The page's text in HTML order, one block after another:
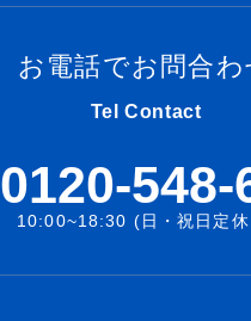
お電話でお問合わ
Tel Contact
0120-548-
10:00~18:30 (日・祝日定休